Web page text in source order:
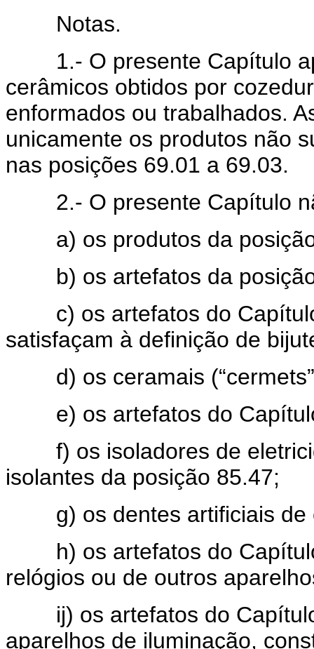
Notas.
1.- O presente Capítulo
cerâmicos obtidos por
enformados ou trabalhados.
unicamente os produtos não
nas posições 69.01 a 69.03.
2.- O presente Capítulo
a) os produtos da
b) os artefatos da
c) os artefatos do Capítulo
satisfaçam à definição de
d) os ceramais
e) os artefatos do
f) os isoladores de
isolantes da posição 85.47;
g) os dentes artificiais de
h) os artefatos do
relógios ou de outros
ij) os artefatos do Capítulo
aparelhos de iluminação,